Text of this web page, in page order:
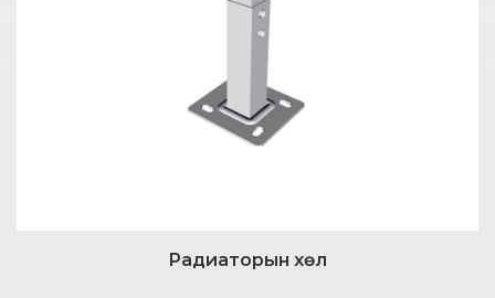
ДэлгэрэнгүйРадиаторын хөл